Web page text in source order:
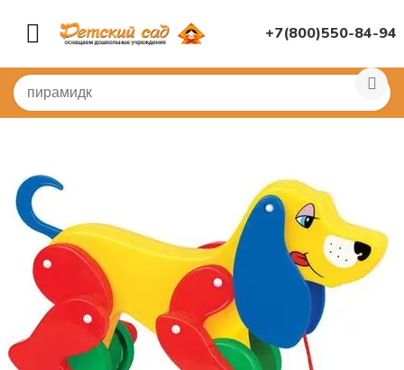
+7(800)550-84-94
Главная / ДИДАКТИЧЕСКИЕ ИГРЫ Развивающие